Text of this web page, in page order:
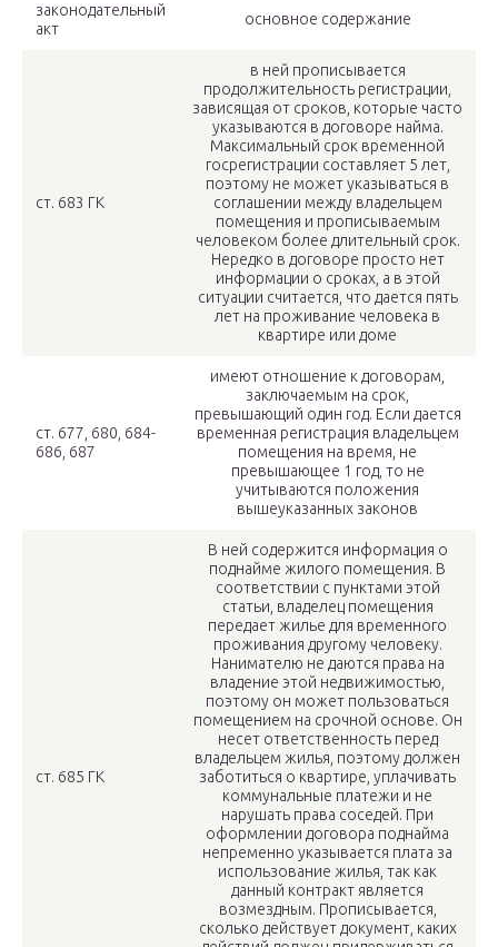
законодательный
акт
основное содержание
ст. 683 ГК
в ней прописывается
продолжительность регистрации,
зависящая от сроков, которые часто
указываются в договоре найма.
Максимальный срок временной
госрегистрации составляет 5 лет,
поэтому не может указываться в
соглашении между владельцем
помещения и прописываемым
человеком более длительный срок.
Нередко в договоре просто нет
информации о сроках, а в этой
ситуации считается, что дается пять
лет на проживание человека в
квартире или доме
ст. 677, 680, 684-
686, 687
имеют отношение к договорам,
заключаемым на срок,
превышающий один год. Если дается
временная регистрация владельцем
помещения на время, не
превышающее 1 год, то не
учитываются положения
вышеуказанных законов
ст. 685 ГК
В ней содержится информация о
поднайме жилого помещения. В
соответствии с пунктами этой
статьи, владелец помещения
передает жилье для временного
проживания другому человеку.
Нанимателю не даются права на
владение этой недвижимостью,
поэтому он может пользоваться
помещением на срочной основе. Он
несет ответственность перед
владельцем жилья, поэтому должен
заботиться о квартире, уплачивать
коммунальные платежи и не
нарушать права соседей. При
оформлении договора поднайма
непременно указывается плата за
использование жилья, так как
данный контракт является
возмездным. Прописывается,
сколько действует документ, каких